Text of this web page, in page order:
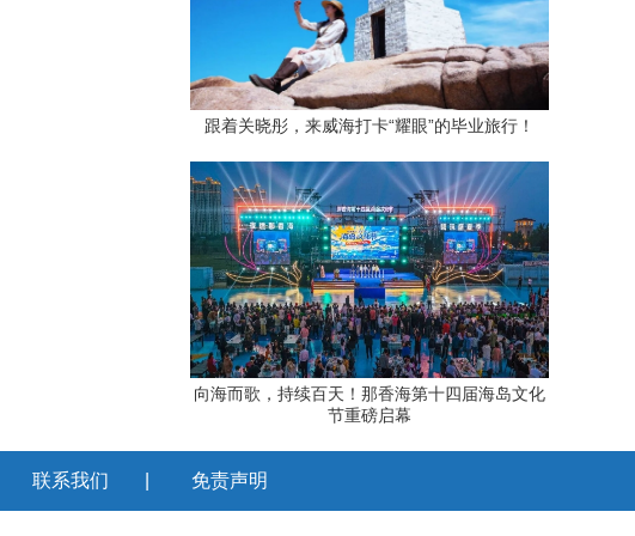
跟着关晓彤，来威海打卡“耀眼”的毕业旅行！
向海而歌，持续百天！那香海第十四届海岛文化
节重磅启幕
联系我们 免责声明